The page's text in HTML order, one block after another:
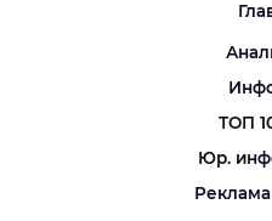
ТОП
Юр.
Реклама